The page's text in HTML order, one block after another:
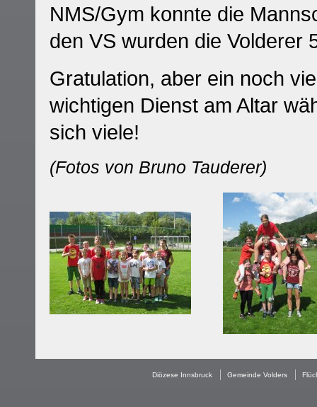
NMS/Gym konnte die
den VS wurden die Volderer
Gratulation, aber ein noch
wichtigen Dienst am Altar
sich viele!
(Fotos von Bruno Tauderer)
Diözese Innsbruck Gemeinde Volders